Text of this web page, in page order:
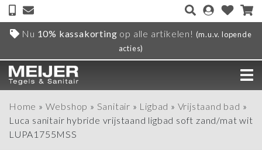
Nu 10% kassakorting op alle artikelen! (m.u.v. lopende
acties)
Home » Webshop » Sanitair » Ligbad » Vrijstaand bad »
Luca sanitair hybride vrijstaand ligbad soft zand/mat wit
LUPA1755MSS